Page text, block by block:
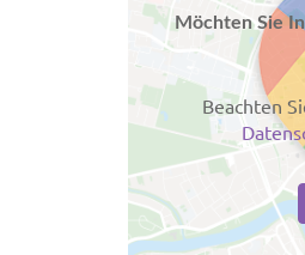
Möchten Sie
Beachten